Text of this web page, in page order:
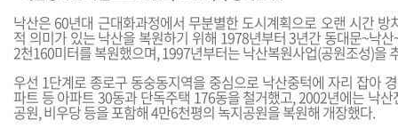
낙산은 60년대 근대화과정에서 무분별한 도시계획으로 오랜 시간 방
적 의미가 있는 낙산을 복원하기 위해 1978년부터 3년간 동대문~낙
2천160미터를 복원했으며, 1997년부터는 낙산복원사업(공원조성)을
우선 1단계로 종로구 동숭동지역을 중심으로 낙산중턱에 자리 잡아
파트 등 아파트 30동과 단독주택 176동을 철거했고, 2002년에는 낙산
공원, 비우당 등을 포함해 4만6천평의 녹지공원을 복원해 개장했다.